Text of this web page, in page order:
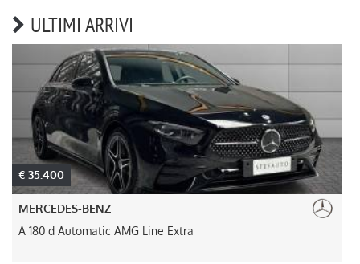
ULTIMI ARRIVI
€ 45.000
MERCEDES-BENZ
GLB 200 Automatic Advanced Plus